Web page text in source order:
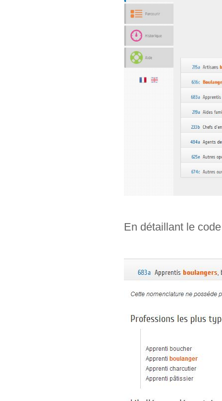
En détaillant le